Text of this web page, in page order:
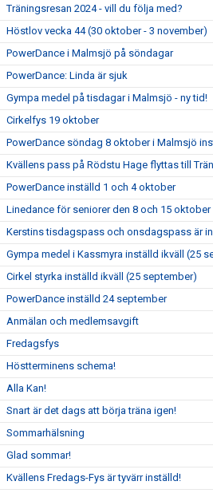
Träningsresan 2024 - vill du följa med?
Höstlov vecka 44 (30 oktober - 3 november)
PowerDance i Malmsjö på söndagar
PowerDance: Linda är sjuk
Gympa medel på tisdagar i Malmsjö - ny tid!
Cirkelfys 19 oktober
PowerDance söndag 8 oktober i Malmsjö
Kvällens pass på Rödstu Hage flyttas till
PowerDance inställd 1 och 4 oktober
Linedance för seniorer den 8 och 15 oktober
Kerstins tisdagspass och onsdagspass är
Gympa medel i Kassmyra inställd ikväll (25
Cirkel styrka inställd ikväll (25 september)
PowerDance inställd 24 september
Anmälan och medlemsavgift
Fredagsfys
Höstterminens schema!
Alla Kan!
Snart är det dags att börja träna igen!
Sommarhälsning
Glad sommar!
Kvällens Fredags-Fys är tyvärr inställd!